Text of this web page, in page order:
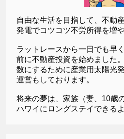
自由な生活を目指して、不動
発電でコツコツ不労所得を増
ラットレースから一日でも早
前に不動産投資を始めました
数にするために産業用太陽光
運営もしております。
将来の夢は、家族（妻、10歳
ハワイにロングステイできる